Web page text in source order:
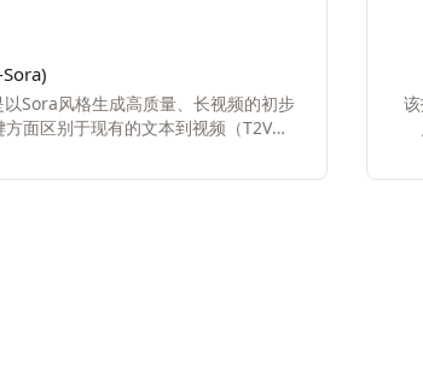
Sora风格生成高质量、长视频的初步
面区别于现有的文本到视频（T2V）